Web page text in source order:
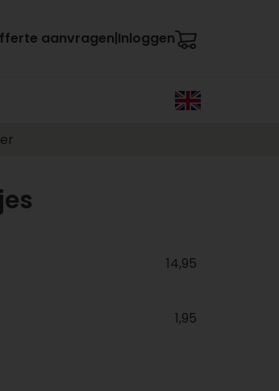
aanvragen Inloggen
14,95
1,95